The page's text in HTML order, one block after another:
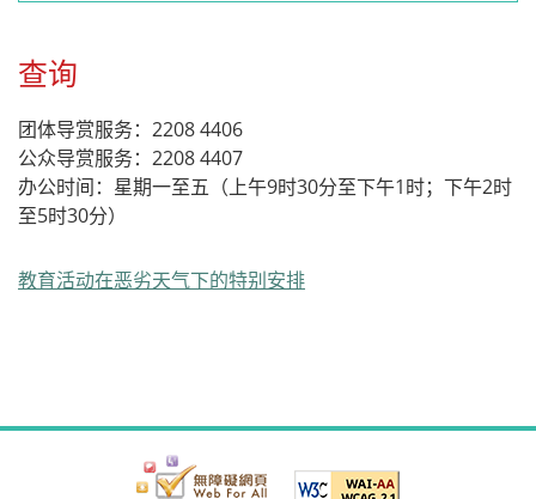
查询
团体导赏服务：2208 4406
公众导赏服务：2208 4407
办公时间：星期一至五（上午9时30分至下午1时；下午2时
至5时30分）
教育活动在恶劣天气下的特别安排